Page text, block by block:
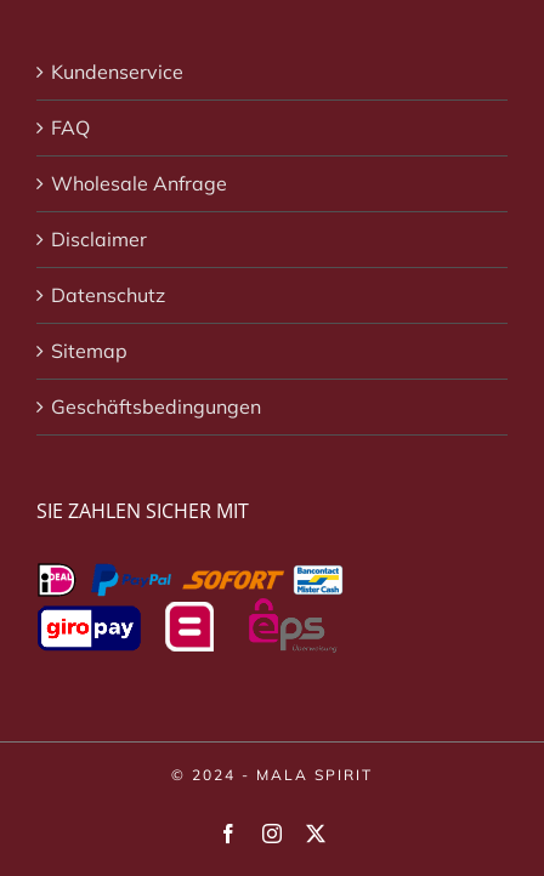
Kundenservice
FAQ
Wholesale Anfrage
Disclaimer
Datenschutz
Sitemap
Geschäftsbedingungen
SIE ZAHLEN SICHER MIT
© 2024 - MALA SPIRIT
FacebookInstagram